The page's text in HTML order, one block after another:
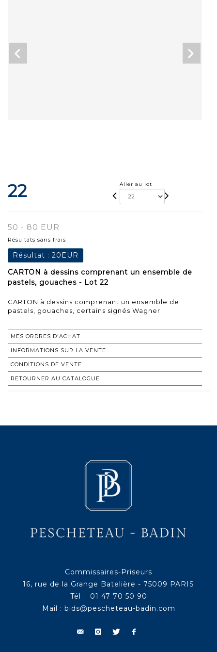
22 Aller au lot
50 - 80 EUR
Résultats sans frais
Résultat : 20EUR
CARTON à dessins comprenant un ensemble de
pastels, gouaches - Lot 22
CARTON à dessins comprenant un ensemble de
pastels, gouaches, certains signés Wagner.
MES ORDRES D'ACHAT
INFORMATIONS SUR LA VENTE
CONDITIONS DE VENTE
RETOURNER AU CATALOGUE
Commissaires-Priseurs
16, rue de la Grange Batelière - 75009 PARIS
Tél : 01 47 70 50 90
Mail : bids@pescheteau-badin.com